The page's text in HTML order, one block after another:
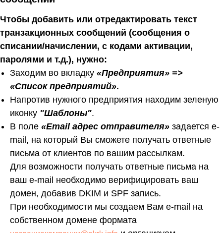
Чтобы добавить или отредактировать текст
транзакционных сообщений (сообщения о
списании/начислении, с кодами активации,
паролями и т.д.), нужно:
Заходим во вкладку «Предприятия» =>
«Список предприятий».
Напротив нужного предприятия находим зеленую
иконку "Шаблоны".
В поле «Email адрес отправителя» задается e-
mail, на который Вы сможете получать ответные
письма от клиентов по вашим рассылкам.
Для возможности получать ответные письма на
ваш e-mail необходимо верифицировать ваш
домен, добавив DKIM и SPF запись.
При необходимости мы создаем Вам e-mail на
собственном домене формата